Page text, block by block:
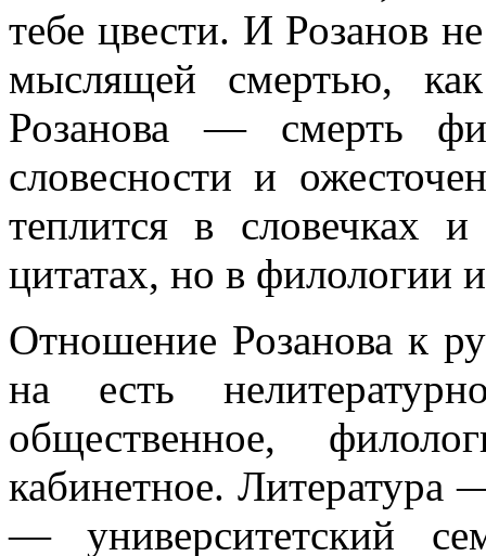
тебе цвести. И Розанов
мыслящей смертью,
Розанова — смерть
словесности и
теплится в словечках
цитатах, но в филологии
Отношение Розанова к
на есть
общественное,
кабинетное. Литература
— университетский